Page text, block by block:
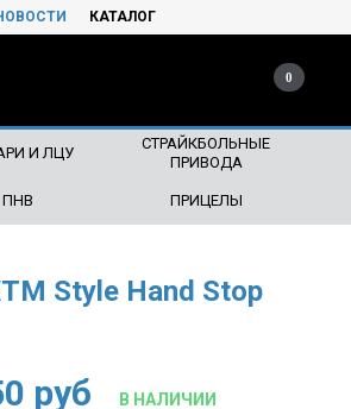
КАТАЛОГ
0
И ЛЦУ
СТРАЙКБОЛЬНЫЕ
ПРИВОДА
ПНВ ПРИЦЕЛЫ
Style Hand Stop
руб В НАЛИЧИИ